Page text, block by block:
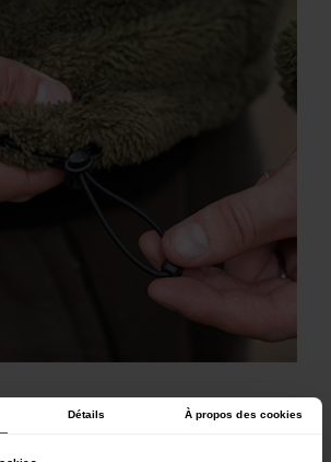
Détails À propos des cookies